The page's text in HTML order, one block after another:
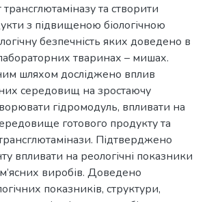
та створити
з підвищеною біологічною
безпечність яких доведено в
тваринах – мишах.
шляхом досліджено вплив
середовищ на зростаючу
гідромодуль, впливати на
готового продукту та
Підтверджено
впливати на реологічні показники
виробів. Доведено
показників, структури,